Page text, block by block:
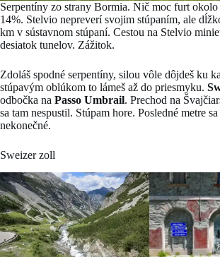
Serpentíny zo strany Bormia. Nič moc furt okolo
14%. Stelvio nepreverí svojim stúpaním, ale
km v sústavnom stúpaní. Cestou na Stelvio
desiatok tunelov. Zážitok.
Zdoláš spodné serpentíny, silou vôle dôjdeš ku
stúpavým oblúkom to lámeš až do priesmyku.
odbočka na Passo Umbrail. Prechod na
sa tam nespustil. Stúpam hore. Posledné metre
nekonečné.
Sweizer zoll